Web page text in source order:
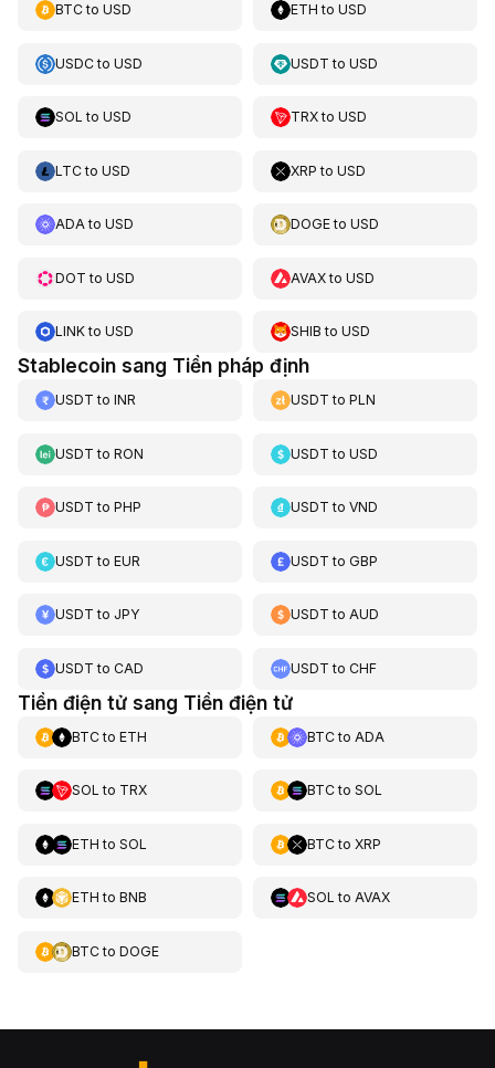
BTCto USD ETH toUSD
USDCto USD USDT toUSD
SOL to USD TRXtoUSD
LTCto USD XRP toUSD
ADAto USD DOGEtoUSD
DOT to USD AVAXtoUSD
LINKto USD SHIB toUSD
Stablecoin sang Tiền pháp định
USDT to INR USDT toPLN
USDT to RON USDT toUSD
USDT to PHP USDT toVND
USDT to EUR USDT toGBP
USDT to JPY USDT toAUD
USDT to CAD USDT toCHF
Tiền điện tử sang Tiền điện tử
BTCto ETH BTCto ADA
SOL to TRX BTCto SOL
ETH to SOL BTCto XRP
ETH to BNB SOL to AVAX
BTCto DOGE